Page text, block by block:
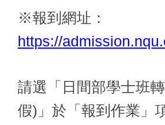
※報到網址：
https://
請選「日間部學士班
假)」於「報到作業」